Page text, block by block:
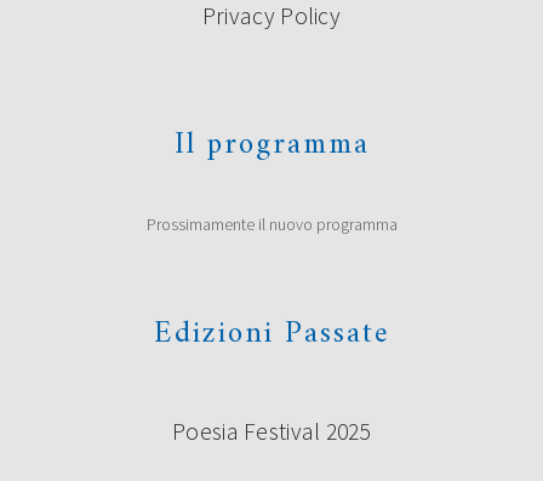
PREMIO UNDER 35 “TERRE DI
Marco Bini, Roberto Galaverni, Guido Mattia Gallerani,
Donata Ghermandi, Emilio Rentocchini, Marco Santagata
poesia Under 35 “Terre di Castelli” 2019, prima edizione:
Privacy Policy
Il programma
Prossimamente il nuovo programma
Edizioni Passate
Poesia Festival 2025